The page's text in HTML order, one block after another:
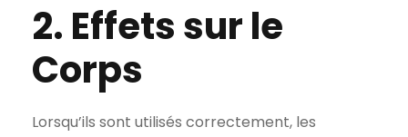
2. Effets sur le
Corps
Lorsqu’ils sont utilisés correctement, les